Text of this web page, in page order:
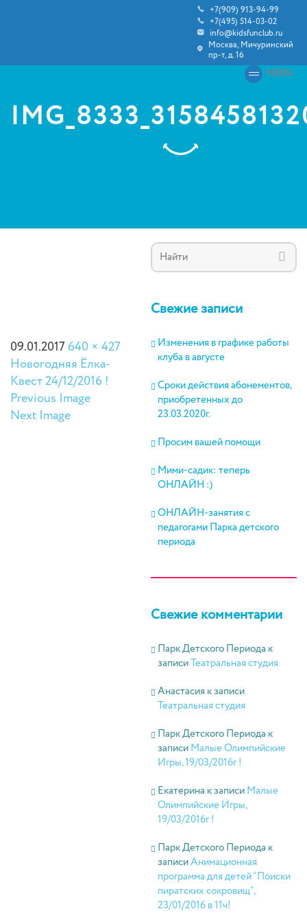
+7(909) 913-94-99
+7(495) 514-03-02
info@kidsfunclub.ru
Москва, Мичуринский
пр-т, д. 16
MENU
09.01.2017 640 × 427
Новогодняя Ёлка-
Квест 24/12/2016 !
Previous Image
Next Image
Свежие записи
Изменения в графике работы
клуба в августе
Сроки действия абонементов,
приобретенных до
23.03.2020г.
Просим вашей помощи
Мими-садик: теперь
ОНЛАЙН :)
ОНЛАЙН-занятия с
педагогами Парка детского
периода
Свежие комментарии
Парк Детского Периода к
записиТеатральная студия
Анастасияк записи
Театральная студия
Парк Детского Периода к
записиМалые Олимпийские
Игры, 19/03/2016г !
Екатерина к записиМалые
Олимпийские Игры,
19/03/2016г !
Парк Детского Периода к
записиАнимационная
программа для детей “Поиски
пиратских сокровищ”,
23/01/2016 в 11ч!